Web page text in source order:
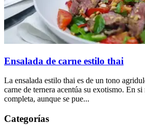
Ensalada de carne estilo thai
La ensalada estilo thai es de un tono
carne de ternera acentúa su exotismo. En
completa, aunque se pue...
Categorías